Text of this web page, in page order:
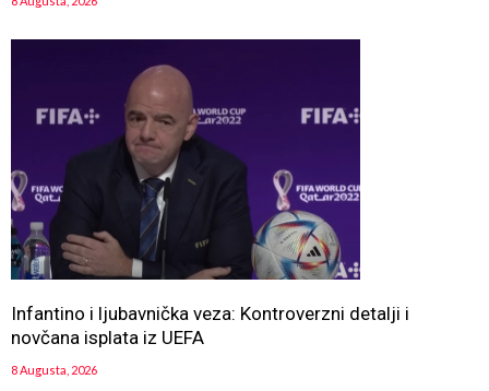
Infantino i ljubavnička veza: Kontroverzni detalji i
novčana isplata iz UEFA
8 Augusta, 2026